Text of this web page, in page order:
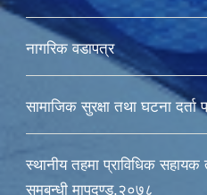
नागरिक वडापत्र
सामाजिक सुरक्षा तथा घटना
स्थानीय तहमा प्राविधिक सहायक
समबन्धी मापदण्ड,२०७८